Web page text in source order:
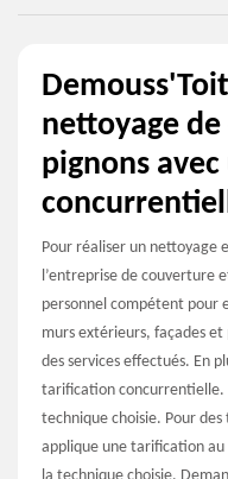
nettoyage
pignons
Pour réaliser un nettoyage
l’entreprise de couverture
personnel compétent pour
murs extérieurs, façades
des services effectués. En
tarification concurrentielle.
technique choisie. Pour
applique une tarification